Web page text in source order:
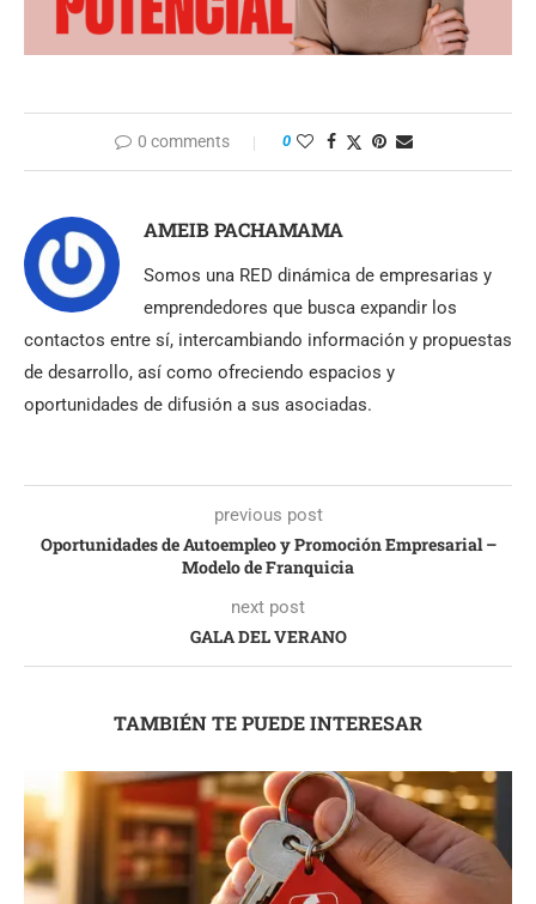
0 comments 0
AMEIB PACHAMAMA
Somos una RED dinámica de empresarias y
emprendedores que busca expandir los
contactos entre sí, intercambiando información y propuestas
de desarrollo, así como ofreciendo espacios y
oportunidades de difusión a sus asociadas.
previous post
Oportunidades de Autoempleo y Promoción Empresarial –
Modelo de Franquicia
next post
GALA DEL VERANO
TAMBIÉN TE PUEDE INTERESAR